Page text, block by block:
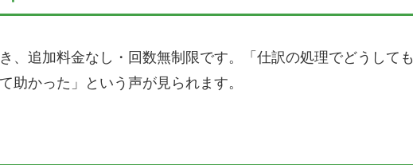
、追加料金なし・回数無制限です。「仕訳の処理でどうしても
助かった」という声が見られます。